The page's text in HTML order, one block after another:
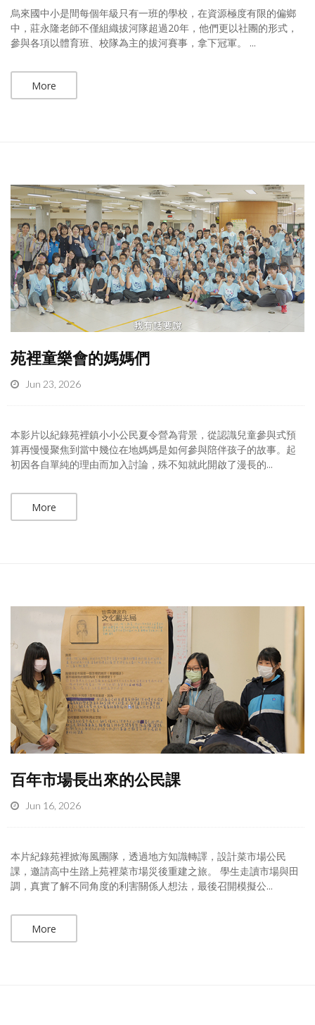
烏來國中小是間每個年級只有一班的學校，在資源極度有限的偏鄉
中，莊永隆老師不僅組織拔河隊超過20年，他們更以社團的形式，
參與各項以體育班、校隊為主的拔河賽事，拿下冠軍。 ...
More
苑裡童樂會的媽媽們
Jun 23, 2026
本影片以紀錄苑裡鎮小小公民夏令營為背景，從認識兒童參與式預
算再慢慢聚焦到當中幾位在地媽媽是如何參與陪伴孩子的故事。起
初因各自單純的理由而加入討論，殊不知就此開啟了漫長的...
More
百年市場長出來的公民課
Jun 16, 2026
本片紀錄苑裡掀海風團隊，透過地方知識轉譯，設計菜市場公民
課，邀請高中生踏上苑裡菜市場災後重建之旅。 學生走讀市場與田
調，真實了解不同角度的利害關係人想法，最後召開模擬公...
More